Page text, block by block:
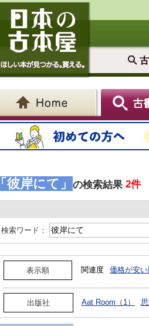
「彼岸にて」 の検索結果 2件
検索ワード：
表示順 関連度 価格が安
出版社 Aat Room（1）